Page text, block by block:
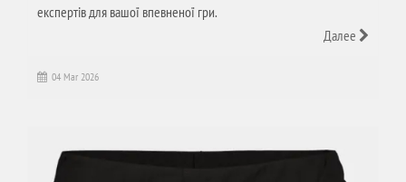
експертів для вашої впевненої гри.
Далее
04 Mar 2026